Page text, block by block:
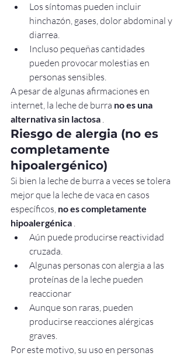
Los síntomas pueden incluir
hinchazón, gases, dolor abdominal y
diarrea.
Incluso pequeñas cantidades
pueden provocar molestias en
personas sensibles.
A pesar de algunas afirmaciones en
internet, la leche de burra no es una
alternativa sin lactosa .
Riesgo de alergia (no es
completamente
hipoalergénico)
Si bien la leche de burra a veces se tolera
mejor que la leche de vaca en casos
específicos, no es completamente
hipoalergénica .
Aún puede producirse reactividad
cruzada.
Algunas personas con alergia a las
proteínas de la leche pueden
reaccionar
Aunque son raras, pueden
producirse reacciones alérgicas
graves.
Por este motivo, su uso en personas